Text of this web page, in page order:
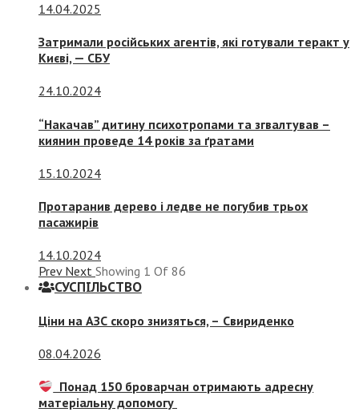
14.04.2025
Затримали російських агентів, які готували теракт у
Києві, — СБУ
24.10.2024
“Накачав” дитину психотропами та згвалтував –
киянин проведе 14 років за ґратами
15.10.2024
Протаранив дерево і ледве не погубив трьох
пасажирів
14.10.2024
Prev Next Showing 1 Of 86
СУСПIЛЬСТВО
Ціни на АЗС скоро знизяться, – Свириденко
08.04.2026
Понад 150 броварчан отримають адресну
матеріальну допомогу